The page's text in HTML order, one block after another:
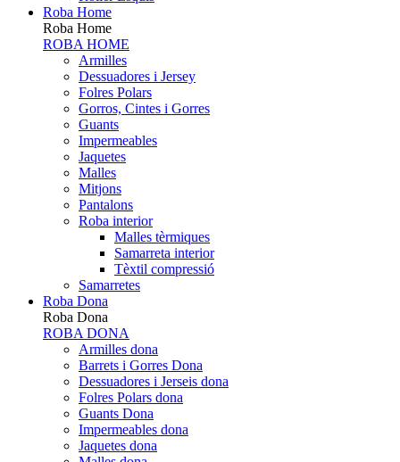
Roba Home
Roba Home
ROBA HOME
Armilles
Dessuadores i Jersey
Folres Polars
Gorros, Cintes i Gorres
Guants
Impermeables
Jaquetes
Malles
Mitjons
Pantalons
Roba interior
Malles tèrmiques
Samarreta interior
Tèxtil compressió
Samarretes
Roba Dona
Roba Dona
ROBA DONA
Armilles dona
Barrets i Gorres Dona
Dessuadores i Jerseis dona
Folres Polars dona
Guants Dona
Impermeables dona
Jaquetes dona